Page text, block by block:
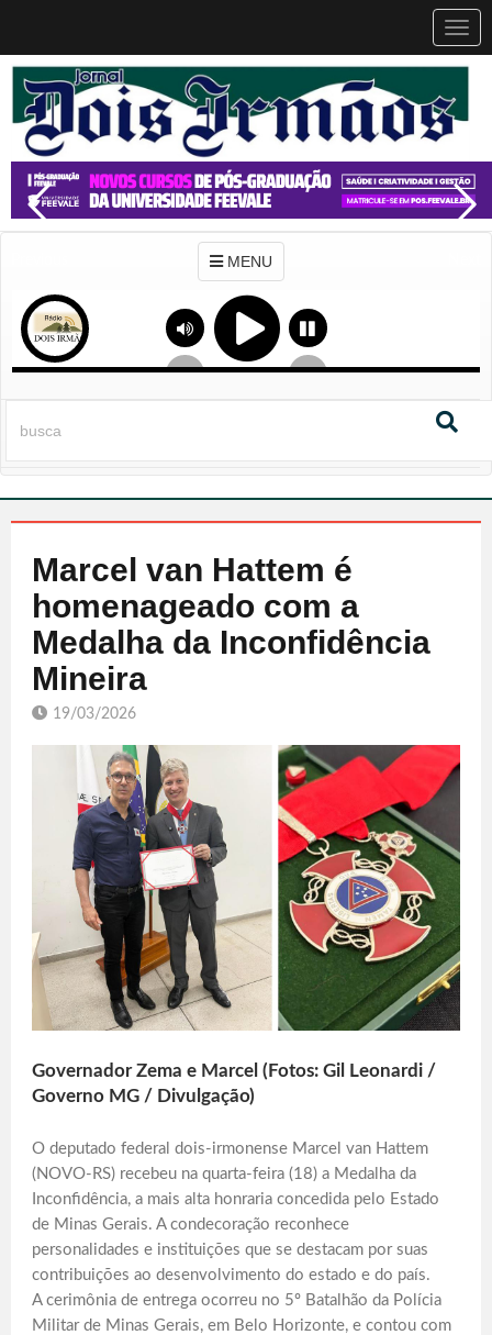
MENU
Marcel van Hattem é
homenageado com a
Medalha da Inconfidência
Mineira
19/03/2026
Governador Zema e Marcel (Fotos: Gil Leonardi /
Governo MG / Divulgação)
O deputado federal dois-irmonense Marcel van Hattem
(NOVO-RS) recebeu na quarta-feira (18) a Medalha da
Inconfidência, a mais alta honraria concedida pelo Estado
de Minas Gerais. A condecoração reconhece
personalidades e instituições que se destacam por suas
contribuições ao desenvolvimento do estado e do país.
A cerimônia de entrega ocorreu no 5º Batalhão da Polícia
Militar de Minas Gerais, em Belo Horizonte, e contou com